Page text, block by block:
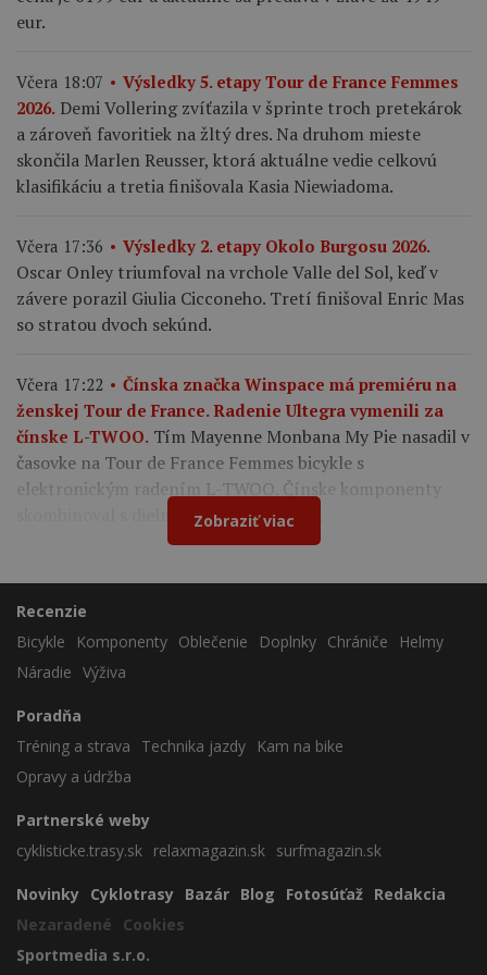
eur.
Včera 18:07
Výsledky 5. etapy Tour de France Femmes
2026. Demi Vollering zvíťazila v šprinte troch pretekárok
a zároveň favoritiek na žltý dres. Na druhom mieste
skončila Marlen Reusser, ktorá aktuálne vedie celkovú
klasifikáciu a tretia finišovala Kasia Niewiadoma.
Včera 17:36 Výsledky 2. etapy Okolo Burgosu 2026.
Oscar Onley triumfoval na vrchole Valle del Sol, keď v
závere porazil Giulia Cicconeho. Tretí finišoval Enric Mas
so stratou dvoch sekúnd.
Včera 17:22
Čínska značka Winspace má premiéru na
ženskej Tour de France. Radenie Ultegra vymenili za
čínske L-TWOO. Tím Mayenne Monbana My Pie nasadil v
časovke na Tour de France Femmes bicykle s
elektronickým radením L-TWOO. Čínske komponenty
skombinoval s dielmi Shimano a Cybrei.
Zobraziť viac
Recenzie
Bicykle
Komponenty Oblečenie Doplnky Chrániče
Helmy
Náradie Výživa
Poradňa
Tréning a strava
Technika jazdy
Kam na bike
Opravy a údržba
Partnerské weby
cyklisticke.trasy.sk relaxmagazin.sk surfmagazin.sk
Novinky Cyklotrasy Bazár Blog Fotosúťaž Redakcia
Nezaradené
Cookies
Sportmedia s.r.o.